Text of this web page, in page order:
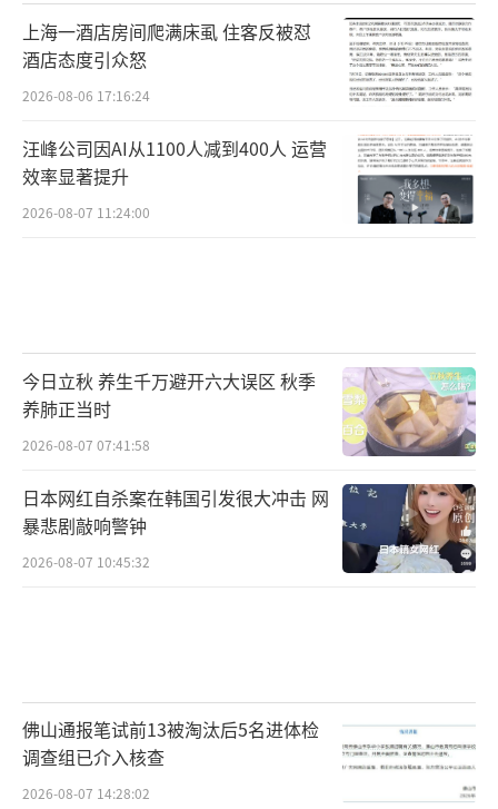
上海一酒店房间爬满床虱 住客反被怼
酒店态度引众怒
2026-08-06 17:16:24
汪峰公司因AI从1100人减到400人 运营
效率显著提升
2026-08-07 11:24:00
今日立秋 养生千万避开六大误区 秋季
养肺正当时
2026-08-07 07:41:58
日本网红自杀案在韩国引发很大冲击 网
暴悲剧敲响警钟
2026-08-07 10:45:32
佛山通报笔试前13被淘汰后5名进体检
调查组已介入核查
2026-08-07 14:28:02